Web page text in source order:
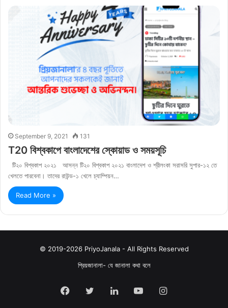
September 9, 2021 131
T20 বিশ্বকাপে বাংলাদেশের স্কোয়াড ও সময়সূচি
টি২০ বিশ্বকাপ ২০২১ আসন্ন টি২০ বিশ্বকাপ ২০২১ বাংলাদেশ ও শ্রীলংকা সরাসরি সুপার-১২ তে
খেলতে পারবেনা। তাদের রাউন্ড-১ খেলে চ্যাম্পিয়ন…
Read More »
© 2019-2026 PriyoJanala - All Rights Reserved
প্রিয়জানালা- যে জানালা কথা বলে
Facebook
TwitterLinkedInYouTubeInstagram